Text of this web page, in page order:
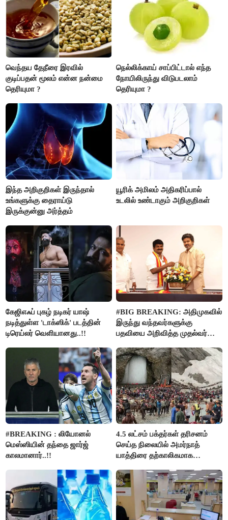
வெந்தய தேநீரை இரவில்
குடிப்பதன் மூலம் என்ன நன்மை
தெரியுமா ?
நெல்லிக்காய் சாப்பிட்டால் எந்த
நோயிலிருந்து விடுபடலாம்
தெரியுமா ?
இந்த அறிகுறிகள் இருந்தால்
உங்களுக்கு தைராய்டு
இருக்குன்னு அர்த்தம்
யூரிக் அமிலம் அதிகரிப்பால்
உடலில் உண்டாகும் அறிகுறிகள்
கேஜிஎஃப் புகழ் நடிகர் யாஷ்
நடித்துள்ள 'டாக்‌ஸிக்' படத்தின்
டிரெய்லர் வெளியானது..!!
#BIG BREAKING: அதிமுகவில்
இருந்து வந்தவர்களுக்கு
பதவியை அறிவித்த முதல்வர்
#BREAKING : லியோனல்
மெஸ்ஸியின் தந்தை ஜார்ஜ்
காலமானார்..!!
4.5 லட்சம் பக்தர்கள் தரிசனம்
செய்த நிலையில் அமர்நாத்
யாத்திரை தற்காலிகமாக